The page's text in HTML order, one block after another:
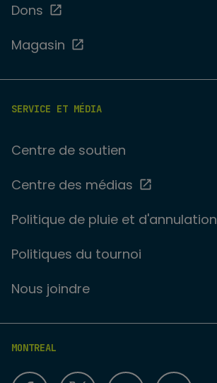
Dons
Magasin
SERVICE ET MÉDIA
Centre de soutien
Centre des médias
Politique de pluie et d'annulation
Politiques du tournoi
Nous joindre
MONTREAL